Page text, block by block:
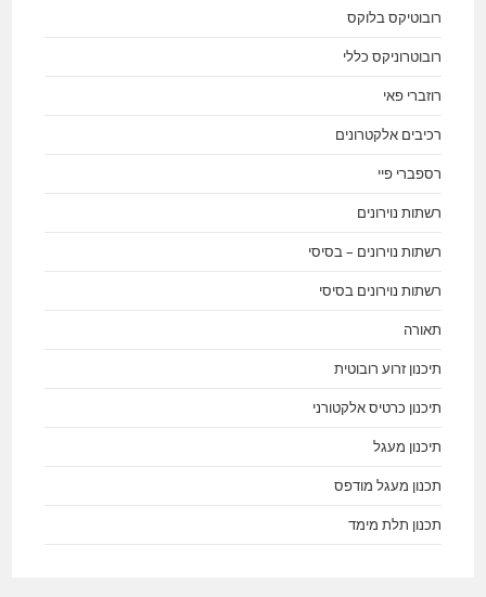
רובוטיקס בלוקס
רובוטרוניקס כללי
רוזברי פאי
רכיבים אלקטרונים
רספברי פיי
רשתות נוירונים
רשתות נוירונים – בסיסי
רשתות נוירונים בסיסי
תאורה
תיכנון זרוע רובוטית
תיכנון כרטיס אלקטורני
תיכנון מעגל
תכנון מעגל מודפס
תכנון תלת מימד